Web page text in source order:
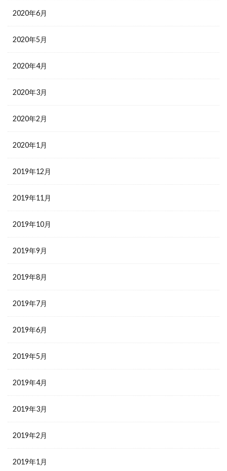
2020年6月
2020年5月
2020年4月
2020年3月
2020年2月
2020年1月
2019年12月
2019年11月
2019年10月
2019年9月
2019年8月
2019年7月
2019年6月
2019年5月
2019年4月
2019年3月
2019年2月
2019年1月